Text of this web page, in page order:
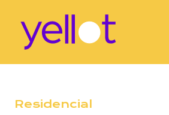
Residencial